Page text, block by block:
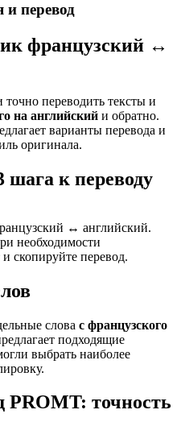
перевод
французский ↔
переводить тексты и
на английский и обратно.
варианты перевода и
оригинала.
шага к переводу
↔ английский.
необходимости
и скопируйте перевод.
слова с французского
подходящие
выбрать наиболее
точность